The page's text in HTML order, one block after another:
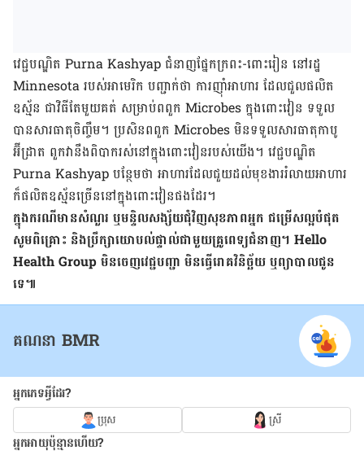
វេជ្ជបណ្ឌិត Purna Kashyap ជំនាញ​ផ្នែក​ក្រពះ-ពោះរៀន នៅរដ្ឋ
Minnesota របស់​អាមេរិក បញ្ជាក់​ថា ការញ៉ាំ​អាហារ ដែល​ជួល​ផលិត​
ឧស្ម័ន ជាវិធី​តែមួយ​គត់ សម្រាប់​ពពួក Microbes ក្នុង​ពោះវៀន ទទួល​
បាន​សារធាតុ​ចិញ្ចឹម។ ប្រសិន​ពពួក Microbes មិន​ទទួល​សារធាតុ​កាបូ
អ៊ីដ្រាត ពួកវា​នឹង​ពិបាក​រស់នៅ​ក្នុង​ពោះវៀន​របស់​យើង។ វេជ្ជបណ្ឌិត
Purna Kashyap បន្ថែម​ថា អាហារ​ដែល​ជួយ​ដល់​មុខងារ​រំលាយ​អាហារ
ក៏ផលិត​ឧស្ម័ន​ច្រើន​នៅ​ក្នុង​ពោះវៀន​ផងដែរ។
ក្នុង​ករណី​មាន​សំណួរ ឬ​មន្ទិល​សង្ស័យ​ជុំវិញ​សុខភាព​អ្នក ជម្រើស​ល្អ​បំផុត
សូម​ពិគ្រោះ និង​ប្រឹក្សា​យោបល់​ផ្ទាល់​ជាមួយ​គ្រូពេទ្យ​ជំនាញ។ Hello
Health Group មិនចេញ​វេជ្ជបញ្ជា មិន​ធ្វើ​រោគ​វិនិច្ឆ័យ ឬ​ព្យាបាល​ជូន​
ទេ៕
គណនា BMR
អ្នកភេទអ្វីដែរ?
ប្រុស ស្រី
អ្នកអាយុប៉ុន្មានហើយ?